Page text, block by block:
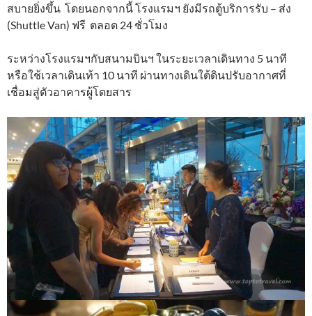
สบายยิ่งขึ้น โดยนอกจากนี้ โรงแรมฯ ยังมีรถตู้บริการรับ – ส่ง
(Shuttle Van) ฟรี ตลอด 24 ชั่วโมง
ระหว่างโรงแรมฯกับสนามบินฯ ในระยะเวลาเดินทาง 5 นาที
หรือใช้เวลาเดินเท้า 10 นาที ผ่านทางเดินใต้ดินปรับอากาศที่
เชื่อมสู่ตัวอาคารผู้โดยสาร